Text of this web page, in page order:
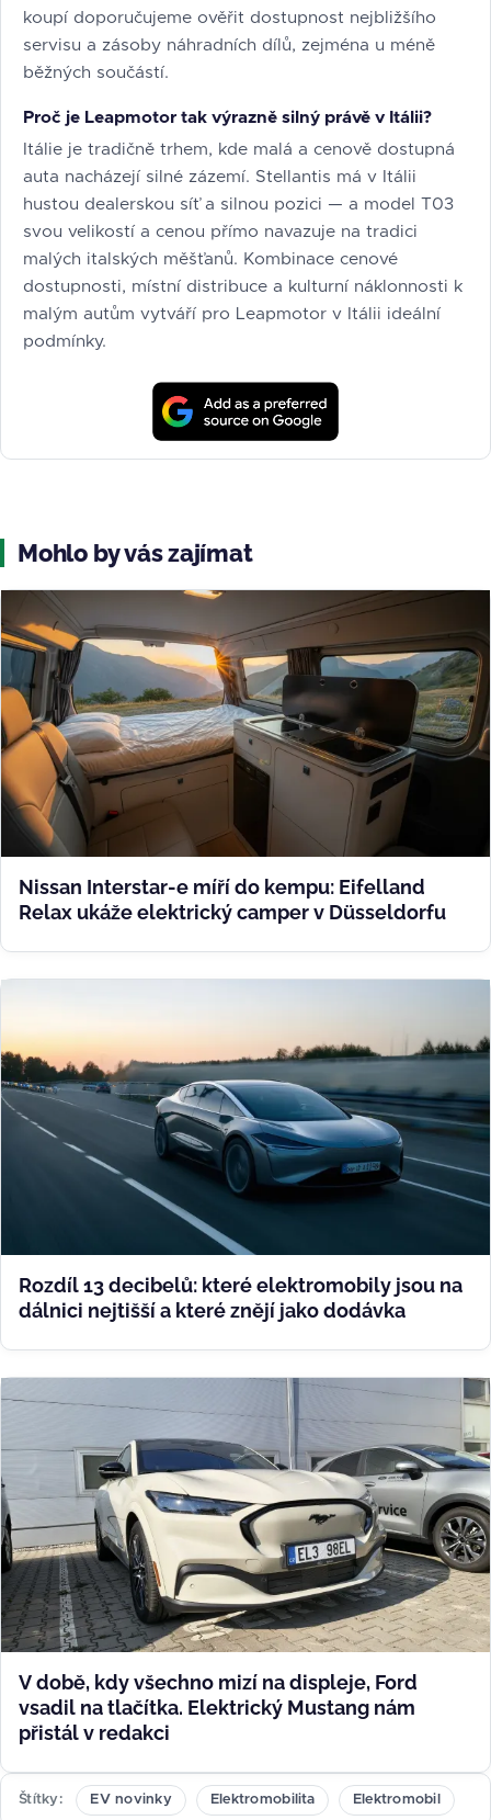
koupí doporučujeme ověřit dostupnost nejbližšího
servisu a zásoby náhradních dílů, zejména u méně
běžných součástí.
Proč je Leapmotor tak výrazně silný právě v Itálii?
Itálie je tradičně trhem, kde malá a cenově dostupná
auta nacházejí silné zázemí. Stellantis má v Itálii
hustou dealerskou síť a silnou pozici — a model T03
svou velikostí a cenou přímo navazuje na tradici
malých italských měšťanů. Kombinace cenové
dostupnosti, místní distribuce a kulturní náklonnosti k
malým autům vytváří pro Leapmotor v Itálii ideální
podmínky.
Mohlo by vás zajímat
Nissan Interstar-e míří do kempu: Eifelland
Relax ukáže elektrický camper v Düsseldorfu
Rozdíl 13 decibelů: které elektromobily jsou na
dálnici nejtišší a které znějí jako dodávka
V době, kdy všechno mizí na displeje, Ford
vsadil na tlačítka. Elektrický Mustang nám
přistál v redakci
Štítky EV novinky Elektromobilita Elektromobil